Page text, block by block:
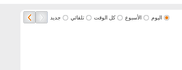
اليوم الأسبوع كل الوقت تلقائي جديد